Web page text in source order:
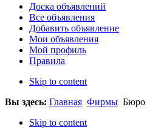
Доска объявлений
Все объявления
Добавить объявление
Мои объявления
Мой профиль
Правила
Skip to content
Вы здесь: Главная Фирмы Бюро
Skip to content